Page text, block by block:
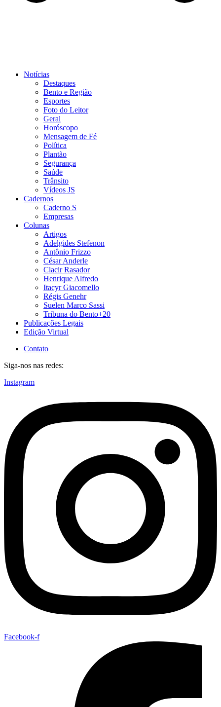
Notícias
Destaques
Bento e Região
Esportes
Foto do Leitor
Geral
Horóscopo
Mensagem de Fé
Política
Plantão
Segurança
Saúde
Trânsito
Vídeos JS
Cadernos
Caderno S
Empresas
Colunas
Artigos
Adelgides Stefenon
Antônio Frizzo
César Anderle
Clacir Rasador
Henrique Alfredo
Itacyr Giacomello
Régis Genehr
Suelen Marco Sassi
Tribuna do Bento+20
Publicações Legais
Edição Virtual
Contato
Siga-nos nas redes:
Instagram
Facebook-f